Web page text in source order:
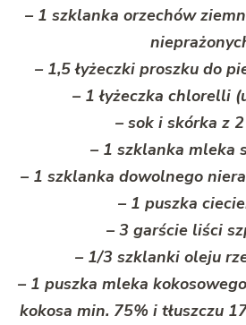
– 1 szklanka orzechów
– 1,5 łyżeczki proszku do
– 1 łyżeczka chlorelli
– sok i skórka z
– 1 szklanka mleka
– 1 szklanka dowolnego
– 1 puszka
– 3 garście liści
– 1/3 szklanki oleju
– 1 puszka mleka
kokosa min. 75% i tłuszczu